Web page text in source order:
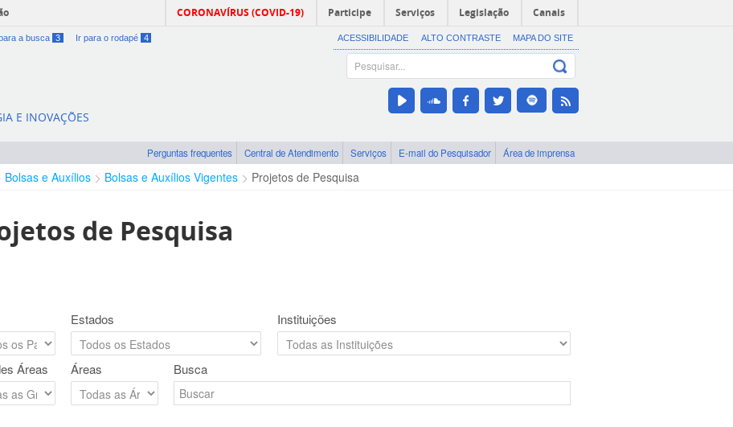
CORONAVÍRUS (COVID-19) Participe Serviços Legislação Canais
a busca 3 Ir para o rodapé 4 ACESSIBILIDADE ALTO CONTRASTE MAPA DO SITE
E INOVAÇÕES
Perguntas frequentes Central de Atendimento Serviços E-mail do Pesquisador Área de imprensa
Bolsas e Auxílios Bolsas e Auxílios Vigentes Projetos de Pesquisa
de Pesquisa
Estados Instituições
Áreas Áreas Busca